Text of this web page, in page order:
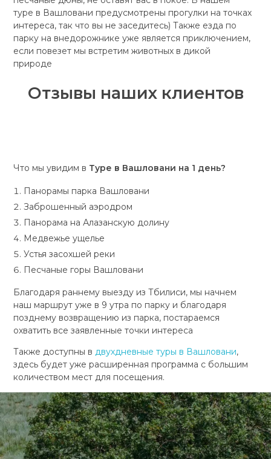
туре в Вашловани предусмотрены прогулки на точках
интереса, так что вы не заседитесь) Также езда по
парку на внедорожнике уже является приключением,
если повезет мы встретим животных в дикой
природе
Отзывы наших клиентов
Что мы увидим в Туре в Вашловани на 1 день?
Панорамы парка Вашловани
Заброшенный аэродром
Панорама на Алазанскую долину
Медвежье ущелье
Устья засохшей реки
Песчаные горы Вашловани
Благодаря раннему выезду из Тбилиси, мы начнем
наш маршрут уже в 9 утра по парку и благодаря
позднему возвращению из парка, постараемся
охватить все заявленные точки интереса
Также доступны в двухдневные туры в Вашловани,
здесь будет уже расширенная программа с большим
количеством мест для посещения.